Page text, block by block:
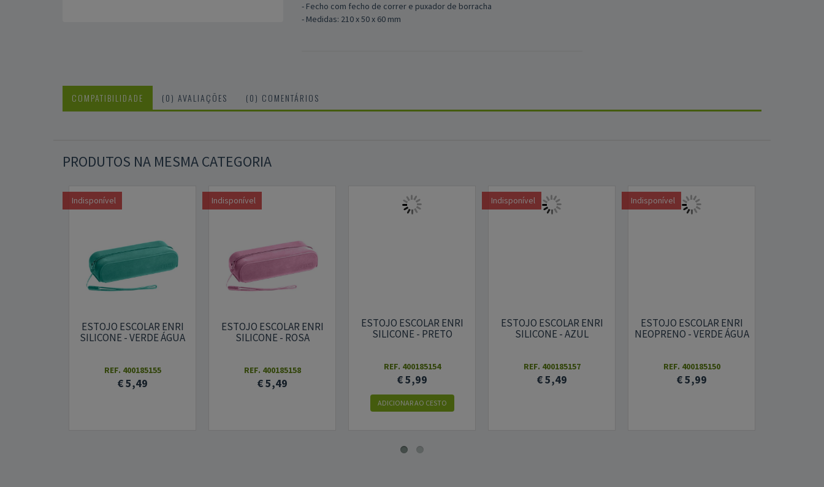
- Fecho com fecho de correr e puxador de borracha
- Medidas: 210 x 50 x 60 mm
COMPATIBILIDADE (0) AVALIAÇÕES (0) COMENTÁRIOS
PRODUTOS NA MESMA CATEGORIA
Indisponível
ESTOJO ESCOLAR ENRI
SILICONE - VERDE ÁGUA
REF. 400185155
€ 5,49
Indisponível
ESTOJO ESCOLAR ENRI
SILICONE - ROSA
REF. 400185158
€ 5,49
ESTOJO ESCOLAR ENRI
SILICONE - PRETO
REF. 400185154
€ 5,99
ADICIONAR AO CESTO
Indisponível
ESTOJO ESCOLAR ENRI
SILICONE - AZUL
REF. 400185157
€ 5,49
Indisponível
ESTOJO ESCOLAR ENRI
NEOPRENO - VERDE ÁGUA
REF. 400185150
€ 5,99